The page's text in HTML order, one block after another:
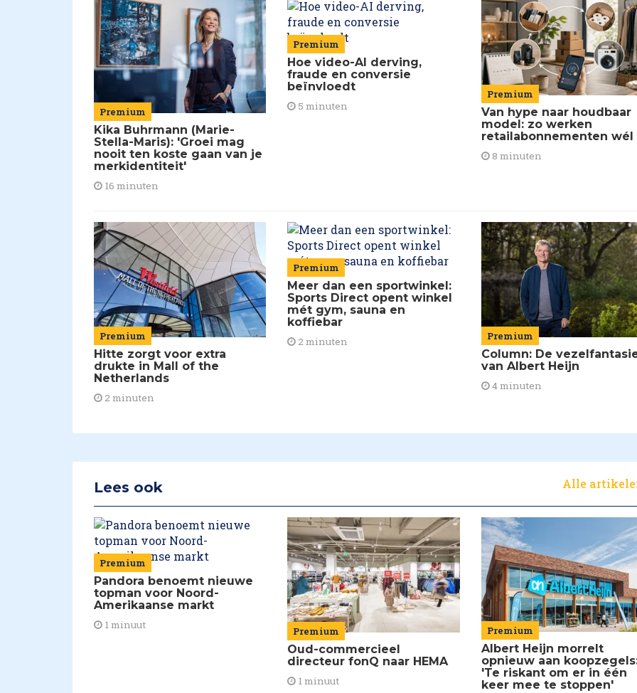
Premium
Kika Buhrmann (Marie-
Stella-Maris): 'Groei mag
nooit ten koste gaan van je
merkidentiteit'
16 minuten
Premium
Hoe video-AI derving,
fraude en conversie
beïnvloedt
5 minuten
Premium
Van hype naar houdbaar
model: zo werken
retailabonnementen wél
8 minuten
Premium
Hitte zorgt voor extra
drukte in Mall of the
Netherlands
2 minuten
Premium
Meer dan een sportwinkel:
Sports Direct opent winkel
mét gym, sauna en
koffiebar
2 minuten Premium
Column: De
van Albert Heijn
4 minuten
Lees ook Alle
Premium
Pandora benoemt nieuwe
topman voor Noord-
Amerikaanse markt
1 minuut Premium
Oud-commercieel
directeur fonQ naar HEMA
1 minuut
Premium
Albert Heijn morrelt
opnieuw aan
'Te riskant om er in één
keer mee te stoppen'